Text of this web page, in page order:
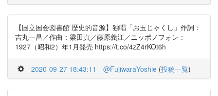
【国立国会図書館 歴史的音源】独唱「お玉じゃくし」作詞：
吉丸一昌／作曲：梁田貞／藤原義江／ニッポノフォン：
1927（昭和2）年1月発売 https://t.co/4zZ4rKOt6h
2020-09-27 18:43:11 @FujiwaraYoshie (投稿一覧)